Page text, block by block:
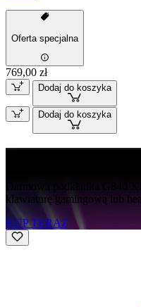
Oferta specjalna
769,00 zł
Dodaj do koszyka
Dodaj do koszyka
klawiaturę gamingową lub
KUP TERAZ